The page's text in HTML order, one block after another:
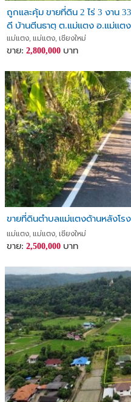
ถูกและคุ้ม ขายที่ดิน 2 ไร่ 3 งาน
ดี บ้านตีนธาตุ ต.แม่แตง อ.แม่แตง
แม่แตง, แม่แตง, เชียงใหม่
ขาย: 2,800,000 บาท
ขายที่ดินตำบลแม่แตงด้านหลังโร
แม่แตง, แม่แตง, เชียงใหม่
ขาย: 2,500,000 บาท